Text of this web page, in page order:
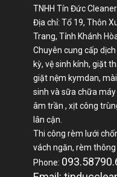
TNHH Tín Đức Cleaner.
Địa chỉ: Tổ 19, Thôn
Trang, Tỉnh Khánh
Chuyên cung cấp
kỳ, vệ sinh kính, giặt
giặt nệm kymdan,
sinh và sữa chữa
âm trần , xịt công
lân cận.
Thi công rèm lưới
vách ngăn, rèm
Phone: